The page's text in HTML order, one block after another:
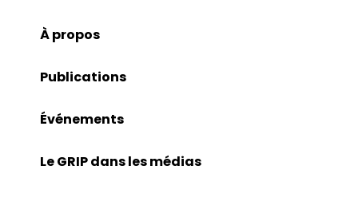
À propos
Publications
Événements
Le GRIP dans les médias